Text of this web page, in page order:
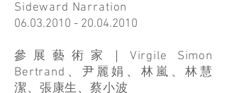
Sideward Narration
06.03.2010 - 20.04.2010
參展藝術家｜Virgile Simon
Bertrand、尹麗娟、林嵐、林慧
潔、張康生、蔡小波